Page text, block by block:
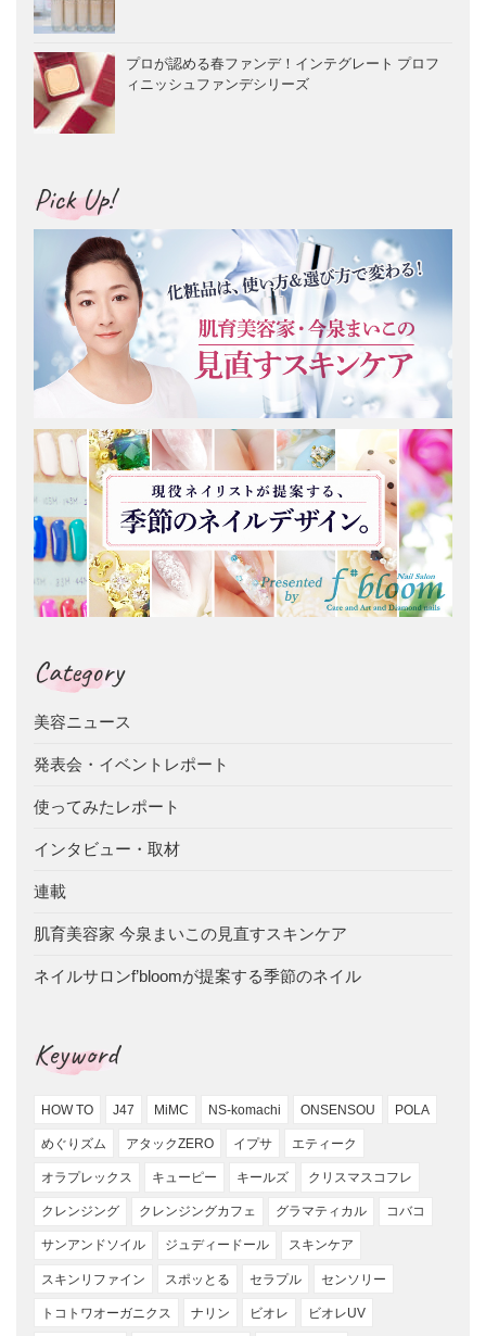
プロが認める春ファンデ！インテグレート プロフ
ィニッシュファンデシリーズ
Pick Up!
Category
美容ニュース
発表会・イベントレポート
使ってみたレポート
インタビュー・取材
連載
肌育美容家 今泉まいこの見直すスキンケア
ネイルサロンf’bloomが提案する季節のネイル
Keyword
HOW TO J47 MiMC NS-komachi ONSENSOU POLA
めぐりズム アタックZERO イプサ エティーク
オラプレックス キューピー キールズ クリスマスコフレ
クレンジング クレンジングカフェ グラマティカル コバコ
サンアンドソイル ジュディードール スキンケア
スキンリファイン スポッとる セラプル センソリー
トコトワオーガニクス ナリン ビオレ ビオレUV